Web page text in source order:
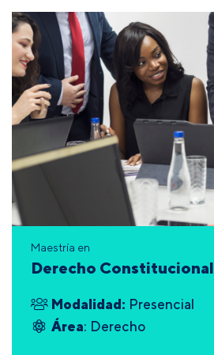
Maestría en
Derecho Constitucional
Modalidad: Presencial
Área: Derecho